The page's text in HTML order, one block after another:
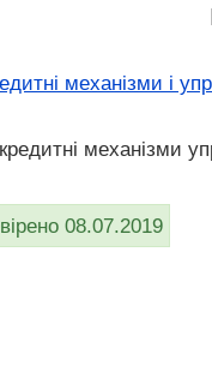
механізми і
механізми
08.07.2019